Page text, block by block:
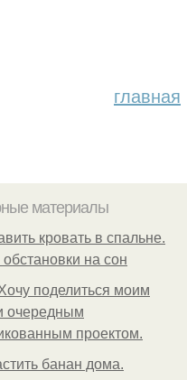
главная
материалы
кровать в спальне.
на сон
поделиться моим
очередным
проектом.
банан дома.